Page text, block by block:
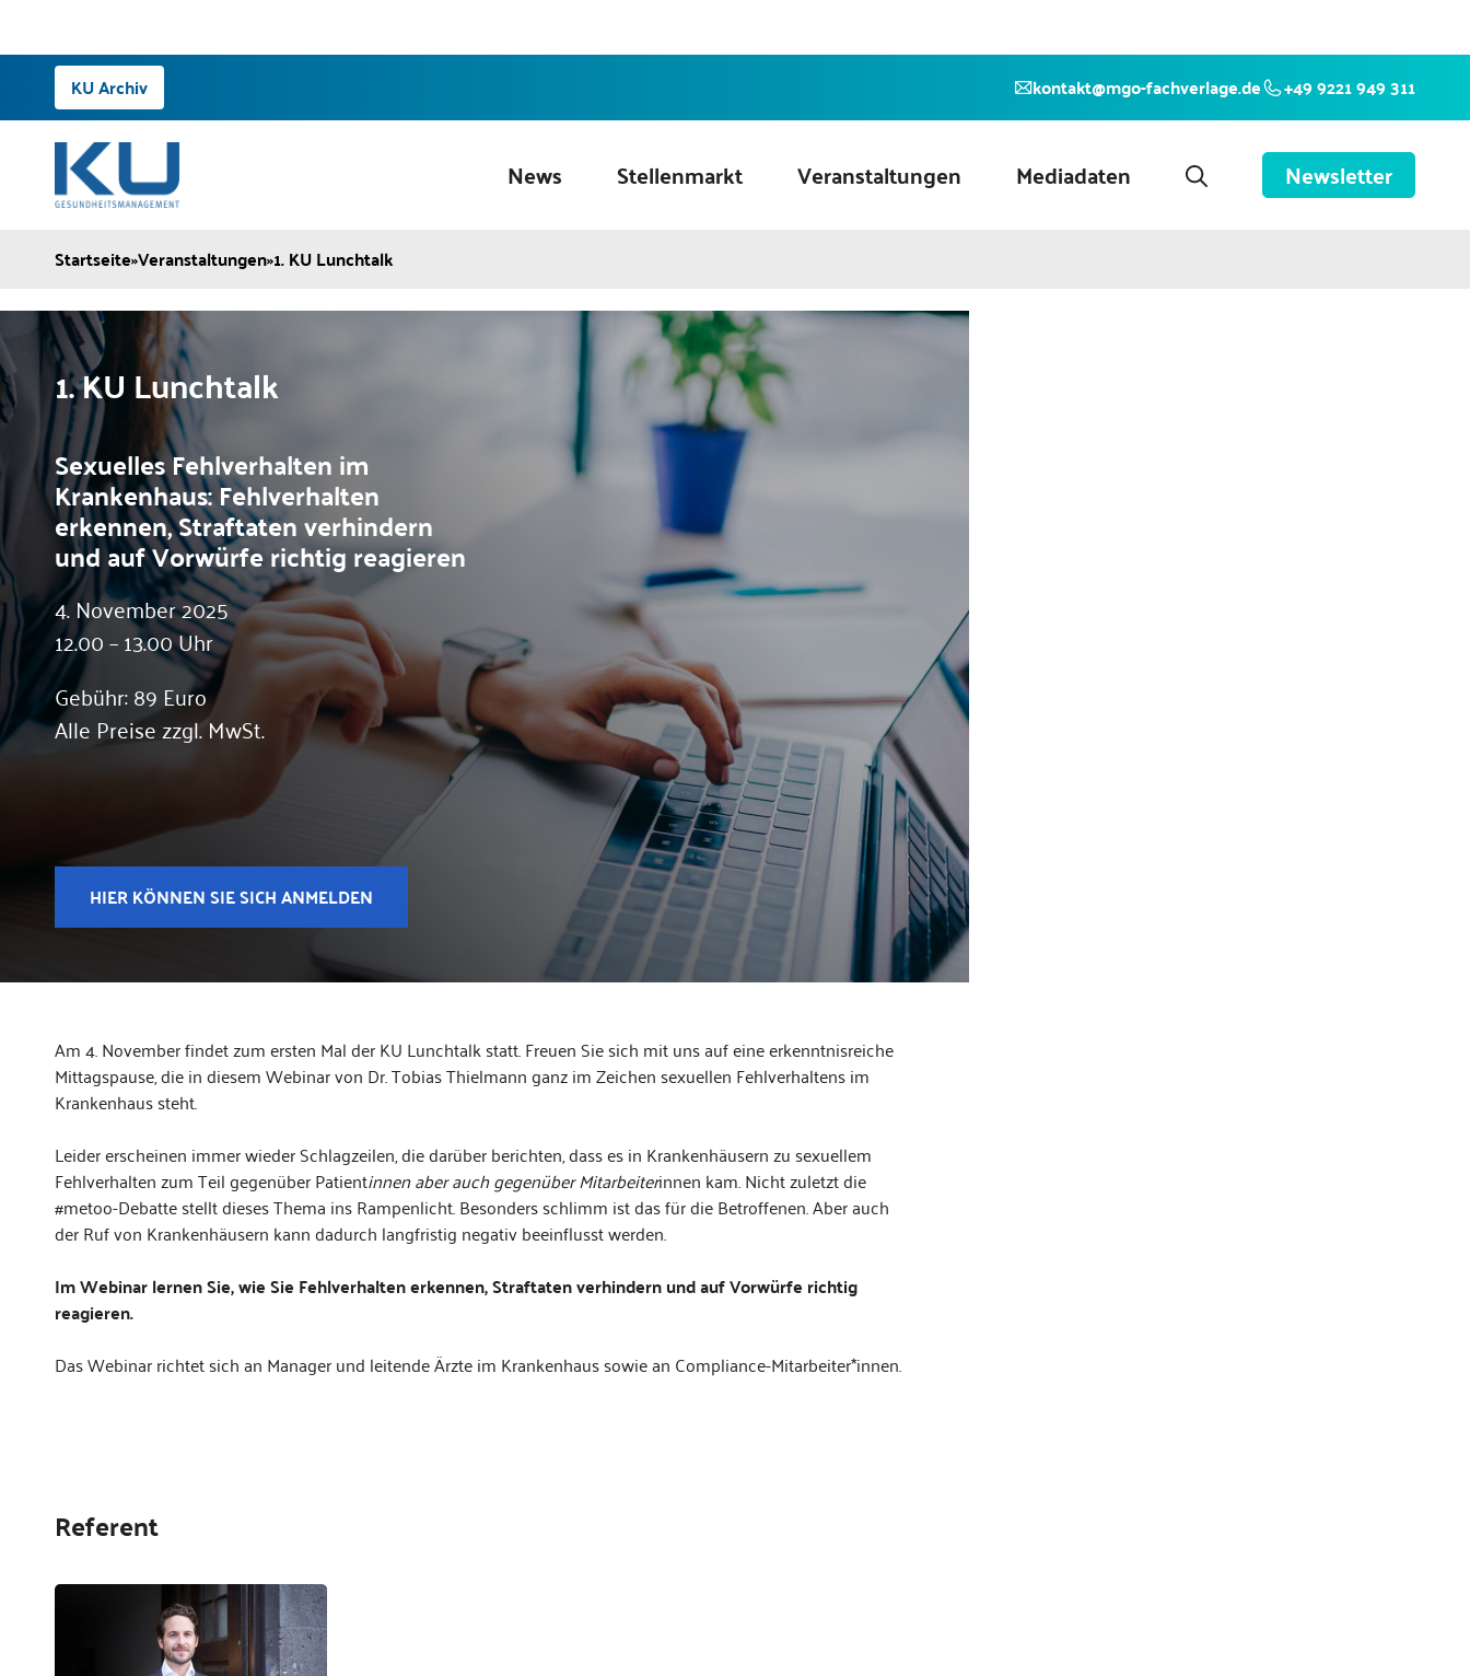
springen
KU Archiv kontakt@mgo-fachverlage.de +49 9221 949 311
News Stellenmarkt Veranstaltungen Mediadaten Newsletter
Startseite»Veranstaltungen»1. KU Lunchtalk
1. KU Lunchtalk
Sexuelles Fehlverhalten im
Krankenhaus: Fehlverhalten
erkennen, Straftaten verhindern
und auf Vorwürfe richtig reagieren
4. November 2025
12.00 – 13.00 Uhr
Gebühr: 89 Euro
Alle Preise zzgl. MwSt.
HIER KÖNNEN SIE SICH ANMELDEN
Am 4. November findet zum ersten Mal der KU Lunchtalk statt. Freuen Sie sich mit uns auf eine erkenntnisreiche
Mittagspause, die in diesem Webinar von Dr. Tobias Thielmann ganz im Zeichen sexuellen Fehlverhaltens im
Krankenhaus steht.
Leider erscheinen immer wieder Schlagzeilen, die darüber berichten, dass es in Krankenhäusern zu sexuellem
Fehlverhalten zum Teil gegenüber Patientinnen aber auch gegenüber Mitarbeiterinnen kam. Nicht zuletzt die
#metoo-Debatte stellt dieses Thema ins Rampenlicht. Besonders schlimm ist das für die Betroffenen. Aber auch
der Ruf von Krankenhäusern kann dadurch langfristig negativ beeinflusst werden.
Im Webinar lernen Sie, wie Sie Fehlverhalten erkennen, Straftaten verhindern und auf Vorwürfe richtig
reagieren.
Das Webinar richtet sich an Manager und leitende Ärzte im Krankenhaus sowie an Compliance-Mitarbeiter*innen.
Referent